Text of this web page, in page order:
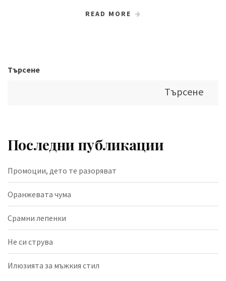
READ MORE
Търсене
Търсене
Последни публикации
Промоции, дето те разоряват
Оранжевата чума
Срамни лепенки
Не си струва
Илюзията за мъжкия стил